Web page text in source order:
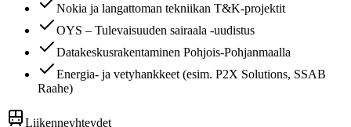
Nokia ja langattoman tekniikan T&K-projektit
OYS – Tulevaisuuden sairaala -uudistus
Datakeskusrakentaminen Pohjois-Pohjanmaalla
Energia- ja vetyhankkeet (esim. P2X Solutions, SSAB
Raahe)
Liikenneyhteydet